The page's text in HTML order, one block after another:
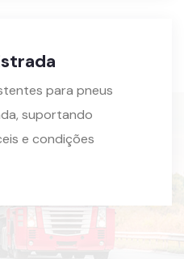
para pneus
suportando
e condições